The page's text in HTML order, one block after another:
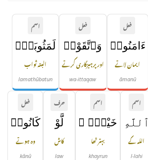
فعل
ءَامَنُوا۟
ایمان لاتے
āmanū
فعل
وَٱتَّقَوْا۟
اور پرہیزگاری کرتے
wa-ittaqaw
اسم
لَمَثُوبَةٌۭ
البتہ ثواب
lamathūbatun
اسم
ٱللَّهِ
اللہ کے
l-lahi
اسم
خَيْرٌۭ ۖ
بہتر تھا
khayrun
حرف
لَّوْ
کاش
law
فعل
كَانُوا۟
وہ ہوتے
kānū